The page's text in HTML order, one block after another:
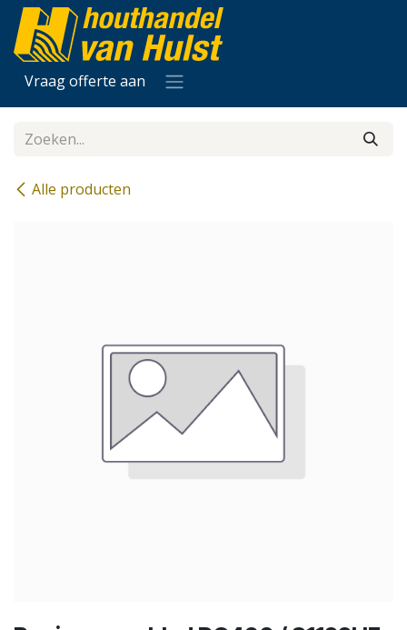
Overslaan naar inhoud
Vraag offerte aan
Alle producten